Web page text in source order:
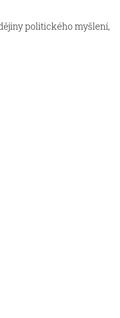
politického myšlení,